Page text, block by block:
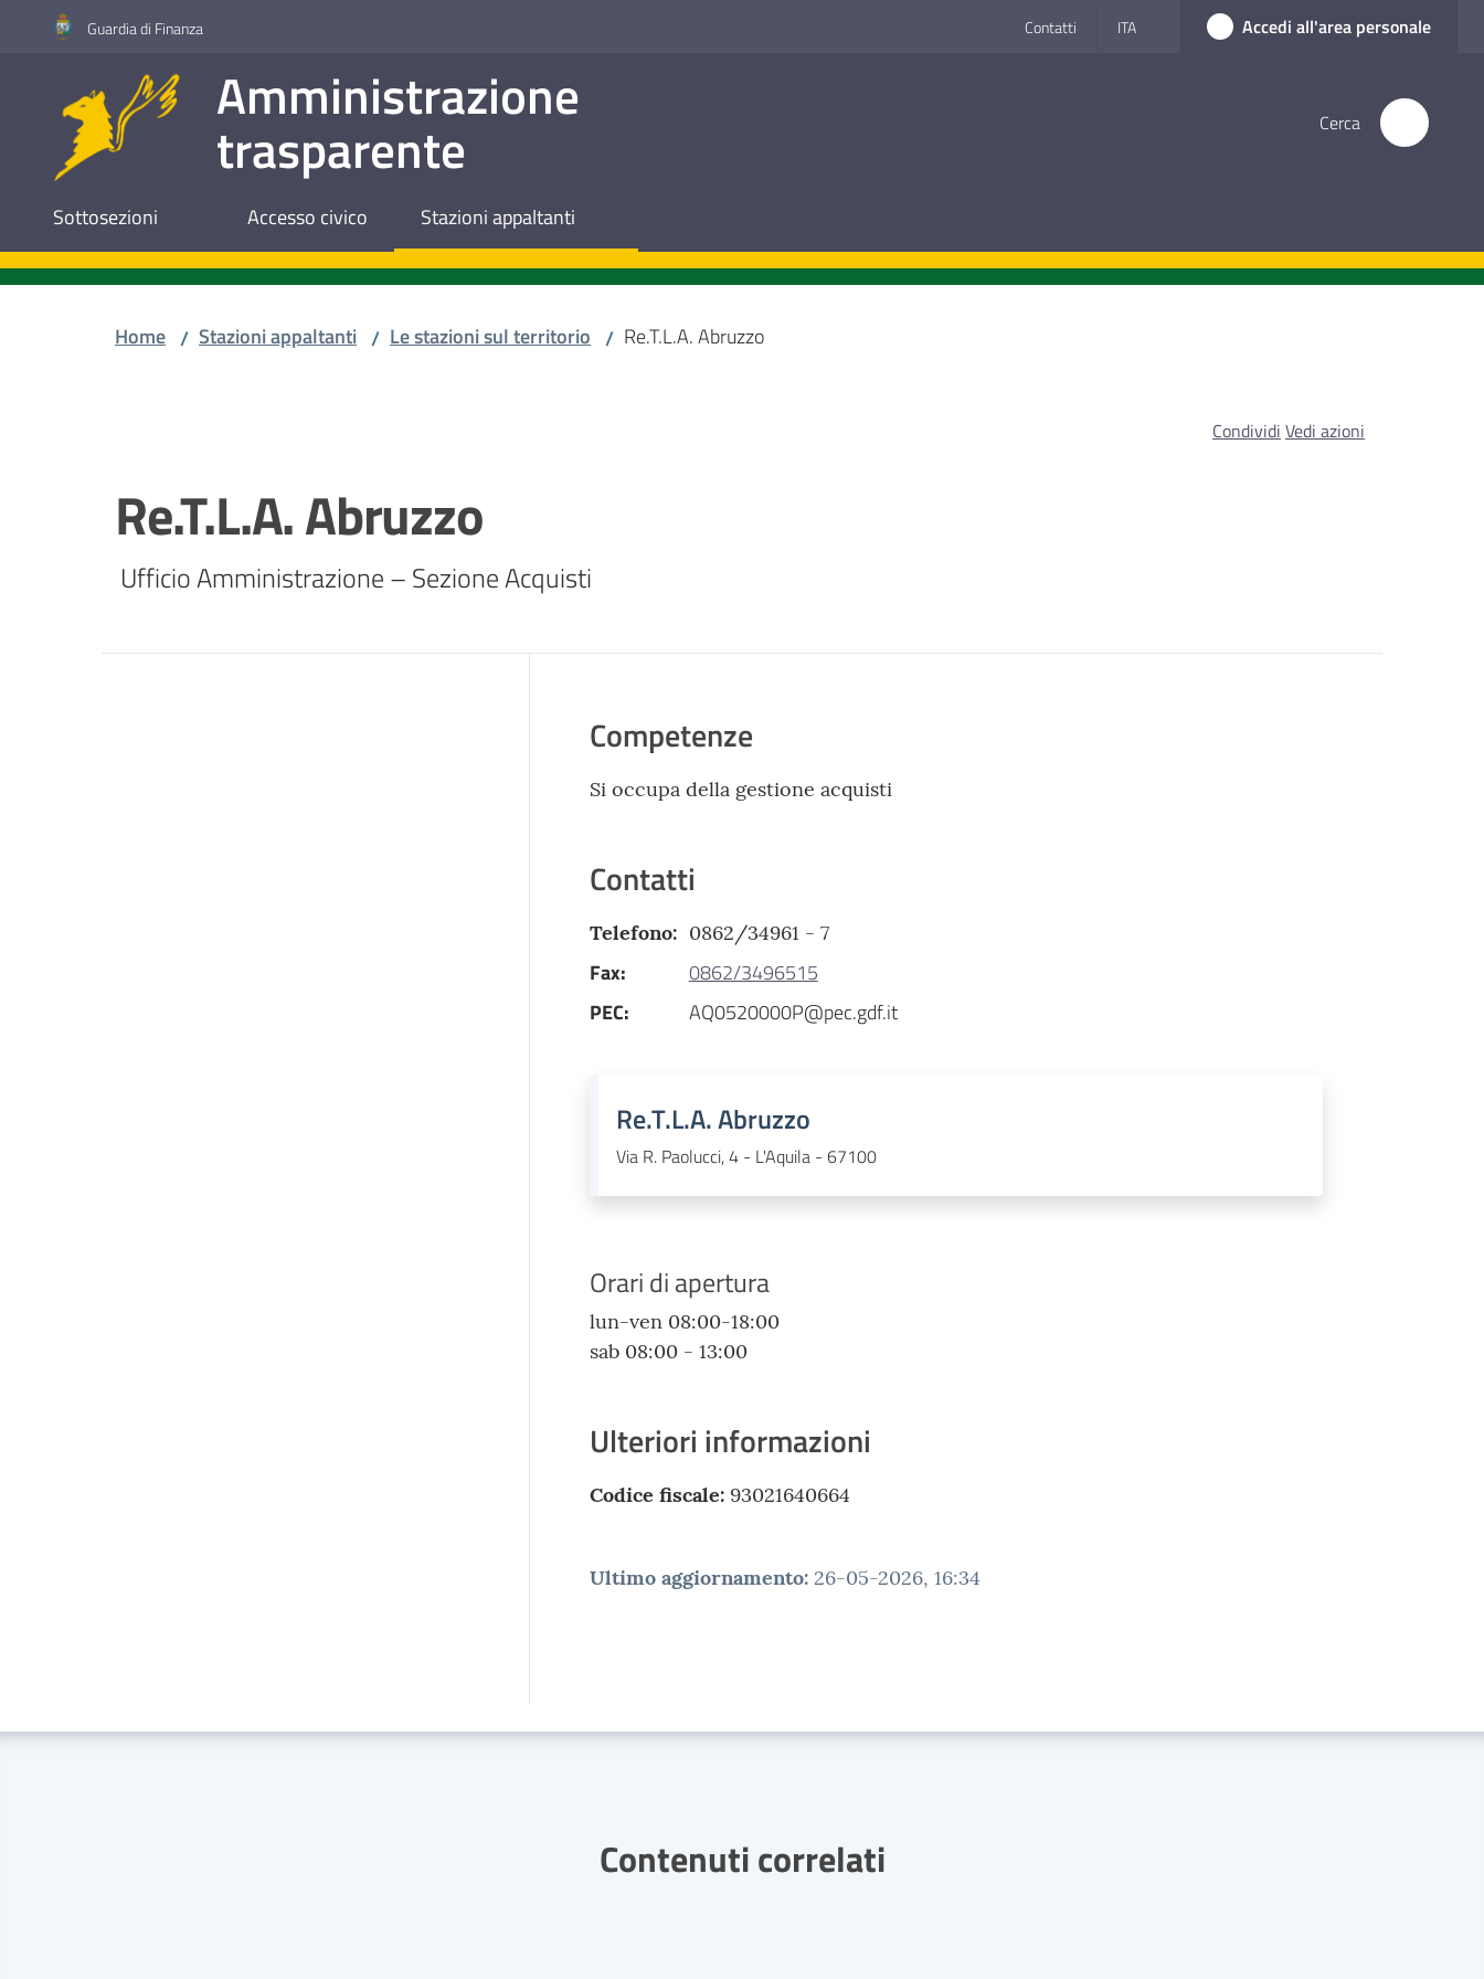
Vai al contenuto
Vai alla navigazione
Vai al footerGuardia di Finanza Contatti ITA Accedi all'area personale
Amministrazione
trasparente Cerca
Sottosezioni Accesso civico Stazioni appaltanti
Home / Stazioni appaltanti / Le stazioni sul territorio / Re.T.L.A. Abruzzo
Re.T.L.A. Abruzzo
Ufficio Amministrazione – Sezione Acquisti
Condividi Vedi azioni
Competenze
Si occupa della gestione acquisti
Contatti
Telefono: 0862/34961 - 7
Fax:
0862/3496515
PEC: AQ0520000P@pec.gdf.it
Re.T.L.A. Abruzzo
Via R. Paolucci, 4 - L'Aquila - 67100
Orari di apertura
lun-ven 08:00-18:00
sab 08:00 - 13:00
Ulteriori informazioni
Codice fiscale:93021640664
Ultimo aggiornamento: 26-05-2026, 16:34
Contenuti correlati